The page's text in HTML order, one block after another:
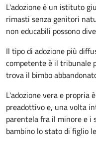
L'adozione è un istituto
rimasti senza genitori
non educabili possono
Il tipo di adozione più
competente è il tribunale
trova il bimbo
L'adozione vera e propria
preadottivo e, una volta
parentela fra il minore e i
bambino lo stato di figlio